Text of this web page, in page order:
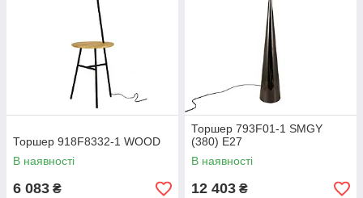
Торшер 918F8332-1 WOOD
В наявності
6 083 ₴
Торшер 793F01-1 SMGY
(380) E27
В наявності
12 403 ₴